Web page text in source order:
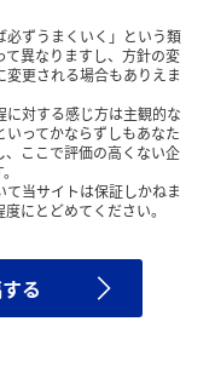
必ずうまくいく」という類
異なりますし、方針の変
更される場合もありえま
対する感じ方は主観的な
ってかならずしもあなた
ここで評価の高くない企
当サイトは保証しかねま
にとどめてください。
る